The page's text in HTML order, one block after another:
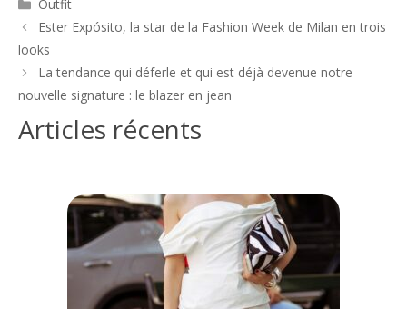
Outfit
Navigation
des
Ester Expósito, la star de la Fashion Week de Milan en trois
looks
La tendance qui déferle et qui est déjà devenue notre
nouvelle signature : le blazer en jean
Articles récents